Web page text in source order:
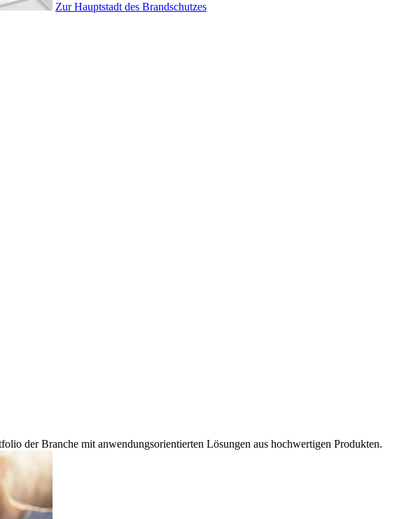
Zur Hauptstadt des Brandschutzes
der Branche mit anwendungsorientierten Lösungen aus hochwertigen Produkten.